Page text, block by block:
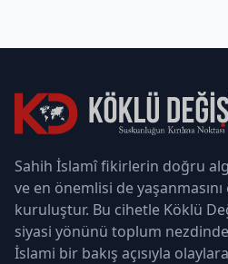
Sahih İslamî fikirlerin doğru
ve en önemlisi de yaşanmasını
kuruluştur. Bu cihetle Köklü
siyasi yönünü toplum
İslami bir bakış açısıyla